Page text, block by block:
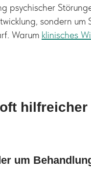
psychischer
sondern um
Warum klinisches
um